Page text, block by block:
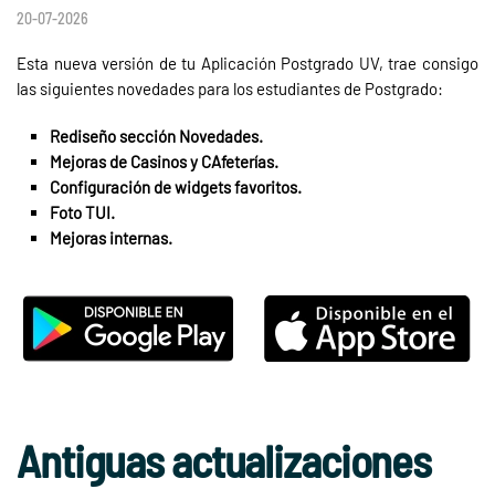
20-07-2026
Esta nueva versión de tu Aplicación Postgrado UV, trae consigo
las siguientes novedades para los estudiantes de Postgrado:
Rediseño sección Novedades.
Mejoras de Casinos y CAfeterías.
Configuración de widgets favoritos.
Foto TUI.
Mejoras internas.
Antiguas actualizaciones